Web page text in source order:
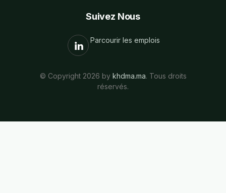
Suivez Nous
Parcourir les emplois
© Copyright 2026 by khdma.ma. Tous droits
réservés.